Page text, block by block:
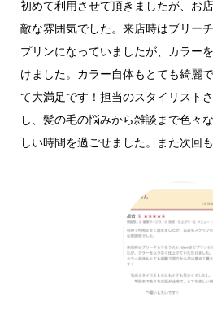
初めて利用させて頂きましたが、お
敵な雰囲気でした。来店時はブリー
プリンになっていましたが、カラー
けました。カラー自体もとても綺麗
て大満足です！担当のスタイリスト
し、髪の毛の悩みから雑談まで色々
しい時間を過ごせました。また次回